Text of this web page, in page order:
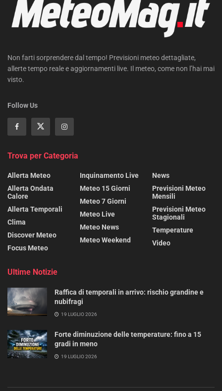
Non farti sorprendere dal tempo! Previsioni meteo dettagliate,
allerte tempo reale e aggiornamenti live. Il meteo, come non l’hai mai
visto.
Follow Us
Trova per Categoria
Allerta Meteo
Allerta Ondata
Calore
Allerta Temporali
Clima
Discover Meteo
Focus Meteo
Inquinamento Live
Meteo 15 Giorni
Meteo 7 Giorni
Meteo Live
Meteo News
Meteo Weekend
News
Previsioni Meteo
Mensili
Previsioni Meteo
Stagionali
Temperature
Video
Ultime Notizie
Raffica di temporali in arrivo: rischio grandine e
nubifragi
19 LUGLIO 2026
Forte diminuzione delle temperature: fino a 15
gradi in meno
19 LUGLIO 2026